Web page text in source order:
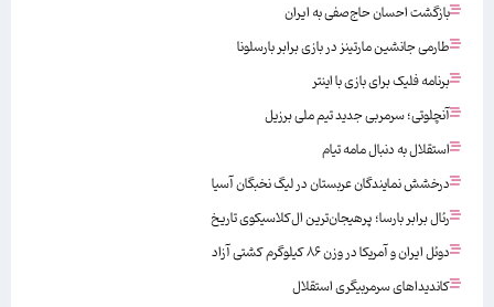
بازگشت احسان حاج‌صفی به ایران
طارمی جانشین مارتینز در بازی برابر بارسلونا
برنامه فلیک برای بازی با اینتر
آنچلوتی؛ سرمربی جدید تیم ملی برزیل
استقلال به دنبال مامه تیام
درخشش نمایندگان عربستان در لیگ نخبگان آسیا
رئال برابر بارسا؛ پرهیجان‌‌ترین ال‌کلاسیکوی تاریخ
دوئل ایران و آمریکا در وزن ۸۶ کیلوگرم کشتی آزاد
کاندیداهای سرمربیگری استقلال